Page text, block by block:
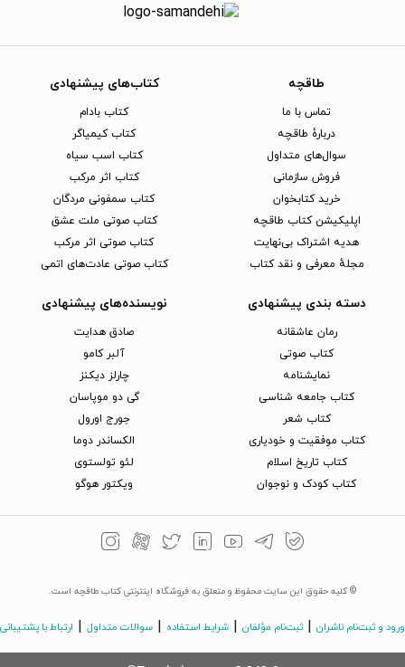
طاقچه
تماس با ما
دربارهٔ طاقچه
سوال‌های متداول
فروش سازمانی
خرید کتابخوان
اپلیکیشن کتاب طاقچه
هدیه اشتراک بی‌نهایت
مجلهٔ معرفی و نقد کتاب
کتاب‌های پیشنهادی
کتاب بادام
کتاب کیمیاگر
کتاب اسب سیاه
کتاب اثر مرکب
کتاب سمفونی مردگان
کتاب صوتی ملت عشق
کتاب صوتی اثر مرکب
کتاب صوتی عادت‌های اتمی
دسته بندی پیشنهادی
رمان عاشقانه
کتاب‌ صوتی
نمایشنامه
کتاب جامعه شناسی
کتاب شعر
کتاب موفقیت و خودیاری
کتاب تاریخ اسلام
کتاب کودک و نوجوان
نویسنده‌های پیشنهادی
صادق هدایت
آلبر کامو
چارلز دیکنز
گی دو موپاسان
جورج اورول
الکساندر دوما
لئو تولستوی
ویکتور هوگو
© کلیه حقوق این سایت محفوظ و متعلق به فروشگاه اینترنتی کتاب طاقچه است.
ورود و ثبت‌نام ناشران ثبت‌نام مؤلفان شرایط استفاده سوالات متداول ارتباط با پشتیبانی